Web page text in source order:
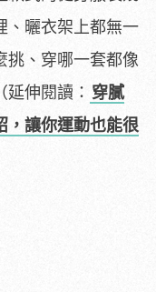
、曬衣架上都無一
挑、穿哪一套都像
伸閱讀： 穿膩
，讓你運動也能很